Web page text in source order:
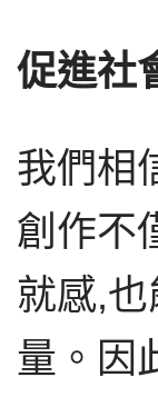
促進社
我們相
創作不
就感,
量。因